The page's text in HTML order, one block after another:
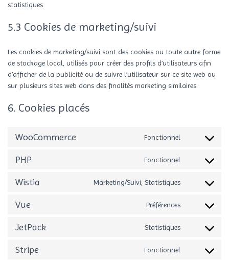
statistiques.
5.3 Cookies de marketing/suivi
Les cookies de marketing/suivi sont des cookies ou toute autre forme
de stockage local, utilisés pour créer des profils d’utilisateurs afin
d’afficher de la publicité ou de suivre l’utilisateur sur ce site web ou
sur plusieurs sites web dans des finalités marketing similaires.
6. Cookies placés
WooCommerce Fonctionnel
Consent
service
PHP Fonctionnel
Consent
service
Wistia Marketing/Suivi, Statistiques
Consent
service
Vue Préférences
Consent
service
JetPack Statistiques
Consent
service
Stripe Fonctionnel
Consent